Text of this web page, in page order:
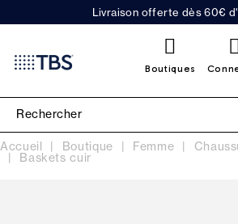
Livraison offerte dès 60€
Boutiques
Accueil Boutique Femme
Baskets cuir